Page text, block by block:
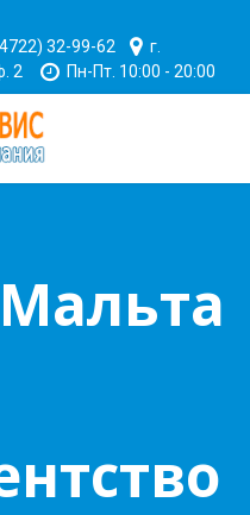
32-99-62
г.
2
Пн-Пт. 10:00 - 20:00